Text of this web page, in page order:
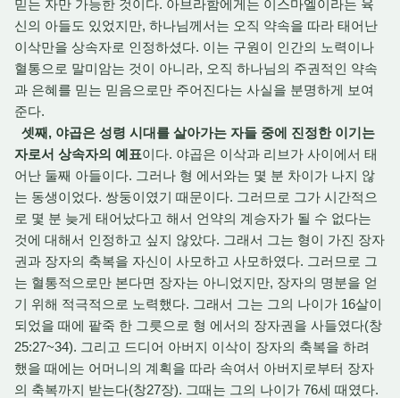
믿는 자만 가능한 것이다. 아브라함에게는 이스마엘이라는 육
신의 아들도 있었지만, 하나님께서는 오직 약속을 따라 태어난
이삭만을 상속자로 인정하셨다. 이는 구원이 인간의 노력이나
혈통으로 말미암는 것이 아니라, 오직 하나님의 주권적인 약속
과 은혜를 믿는 믿음으로만 주어진다는 사실을 분명하게 보여
준다.
셋째, 야곱은 성령 시대를 살아가는 자들 중에 진정한 이기는
자로서 상속자의 예표이다. 야곱은 이삭과 리브가 사이에서 태
어난 둘째 아들이다. 그러나 형 에서와는 몇 분 차이가 나지 않
는 동생이었다. 쌍둥이였기 때문이다. 그러므로 그가 시간적으
로 몇 분 늦게 태어났다고 해서 언약의 계승자가 될 수 없다는
것에 대해서 인정하고 싶지 않았다. 그래서 그는 형이 가진 장자
권과 장자의 축복을 자신이 사모하고 사모하였다. 그러므로 그
는 혈통적으로만 본다면 장자는 아니었지만, 장자의 명분을 얻
기 위해 적극적으로 노력했다. 그래서 그는 그의 나이가 16살이
되었을 때에 팥죽 한 그릇으로 형 에서의 장자권을 사들였다(창
25:27~34). 그리고 드디어 아버지 이삭이 장자의 축복을 하려
했을 때에는 어머니의 계획을 따라 속여서 아버지로부터 장자
의 축복까지 받는다(창27장). 그때는 그의 나이가 76세 때였다.